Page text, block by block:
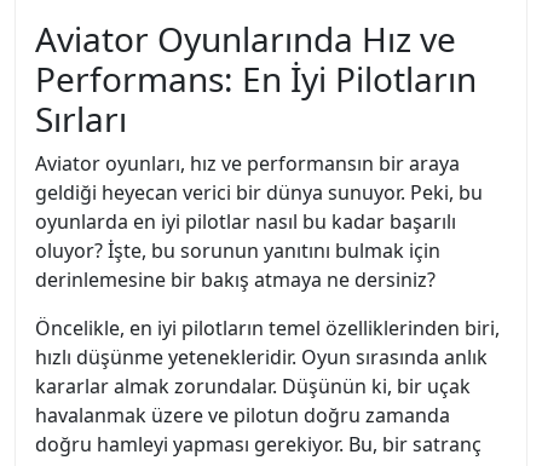
Aviator Oyunlarında Hız ve
Performans: En İyi Pilotların
Sırları
Aviator oyunları, hız ve performansın bir araya
geldiği heyecan verici bir dünya sunuyor. Peki, bu
oyunlarda en iyi pilotlar nasıl bu kadar başarılı
oluyor? İşte, bu sorunun yanıtını bulmak için
derinlemesine bir bakış atmaya ne dersiniz?
Öncelikle, en iyi pilotların temel özelliklerinden biri,
hızlı düşünme yetenekleridir. Oyun sırasında anlık
kararlar almak zorundalar. Düşünün ki, bir uçak
havalanmak üzere ve pilotun doğru zamanda
doğru hamleyi yapması gerekiyor. Bu, bir satranç